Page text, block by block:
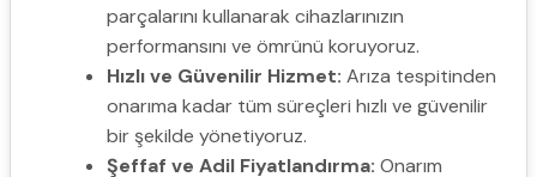
parçalarını kullanarak cihazlarınızın
performansını ve ömrünü koruyoruz.
Hızlı ve Güvenilir Hizmet: Arıza tespitinden
onarıma kadar tüm süreçleri hızlı ve güvenilir
bir şekilde yönetiyoruz.
Şeffaf ve Adil Fiyatlandırma: Onarım